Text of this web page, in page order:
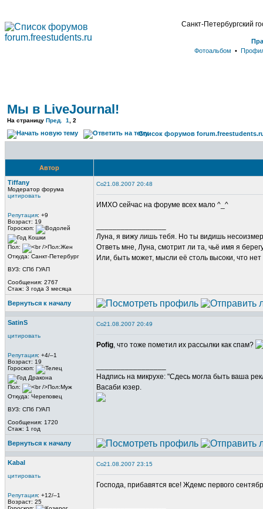
Санкт-Петербургский
Фотоальбом •
Мы в LiveJournal!
На страницу Пред. 1 2
Список форумов
Автор
Tiffany
Модератор форума
цитировать
Репутация: +9
Возраст: 19
Гороскоп:
Пол:
Откуда: Санкт-Петербург
ВУЗ: СПб ГУАП
Сообщения: 2767
Стаж: 3 года 3 месяца
21.08.2007 20:48
ИМХО сейчас на форуме всех мало ^_^
Луна, я вижу лишь тебя. Но ты видишь
Ответь мне, Луна, смотрит ли та, чьё имя я
Или, быть может, мысли её столь высоки, что
Вернуться к началу
SatinS
цитировать
Репутация: +4/–1
Возраст: 19
Гороскоп:
Пол:
Откуда: Череповец
ВУЗ: СПб ГУАП
Сообщения: 1720
Стаж: 1 год
21.08.2007 20:49
Pofig, что тоже пометил их рассылки как спам?
Надпись на микрухе: "Сдесь могла быть ваша
Васаби юзер.
Вернуться к началу
Kabal
цитировать
Репутация: +12/–1
Возраст: 25
21.08.2007 23:15
Господа, прибавятся все! Ждемс первого